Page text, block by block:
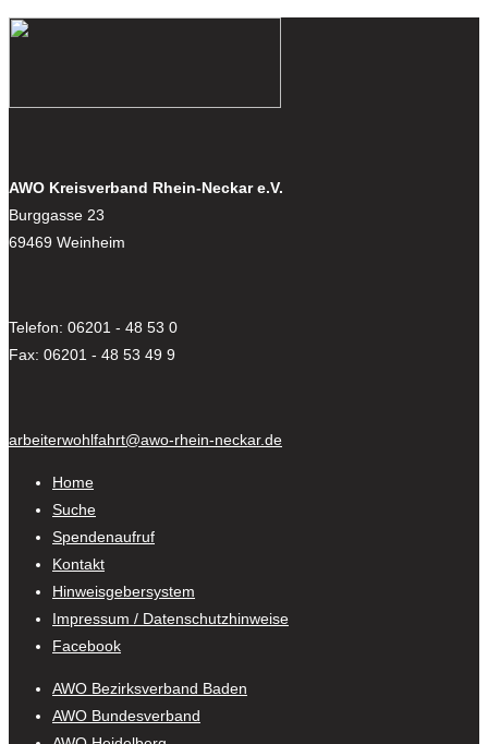
AWO Kreisverband Rhein-Neckar e.V.
Burggasse 23
69469 Weinheim
Telefon: 06201 - 48 53 0
Fax: 06201 - 48 53 49 9
arbeiterwohlfahrt@awo-rhein-neckar.de
Home
Suche
Spendenaufruf
Kontakt
Hinweisgebersystem
Impressum / Datenschutzhinweise
Facebook
AWO Bezirksverband Baden
AWO Bundesverband